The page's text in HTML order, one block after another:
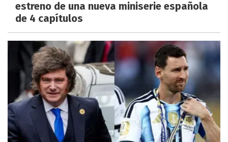
estreno de una nueva miniserie española
de 4 capítulos